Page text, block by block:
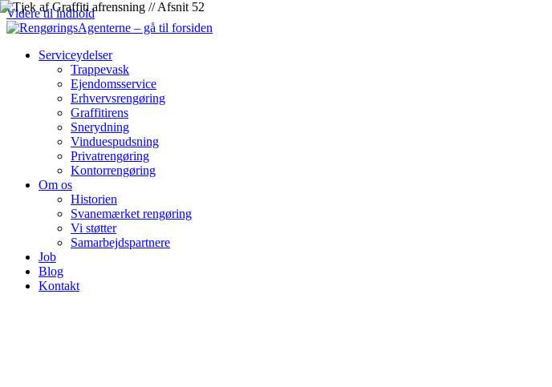
Videre til indhold
Serviceydelser
Trappevask
Ejendomsservice
Erhvervsrengøring
Graffitirens
Snerydning
Vinduespudsning
Privatrengøring
Kontorrengøring
Om os
Historien
Svanemærket rengøring
Vi støtter
Samarbejdspartnere
Job
Blog
Kontakt